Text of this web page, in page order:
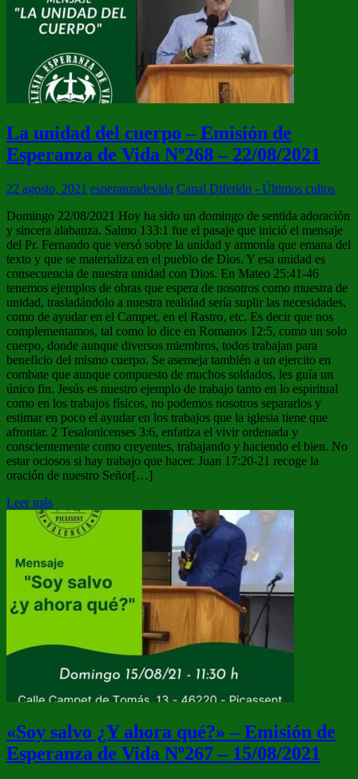
La unidad del cuerpo – Emisión de
Esperanza de Vida Nº268 – 22/08/2021
22 agosto, 2021 esperanzadevida Canal Diferido - Últimos cultos
Domingo 22/08/2021 Hoy ha sido un domingo de sentida adoración
y sincera alabanza. Salmo 133:1 fue el pasaje que inició el mensaje
del Pr. Fernando que versó sobre la unidad y armonía que emana del
texto y que se materializa en el pueblo de Dios. Y esa unidad es
consecuencia de nuestra unidad con Dios. En Mateo 25:41-46
tenemos ejemplos de obras que espera de nosotros como muestra de
unidad, trasladándolo a nuestra realidad sería suplir las necesidades,
como de ayudar en el Campet, en el Rastro, etc. Es decir que nos
complementamos, tal como lo dice en Romanos 12:5, como un solo
cuerpo, donde aunque diversos miembros, todos trabajan para
beneficio del mismo cuerpo. Se asemeja también a un ejercito en
combate que aunque compuesto de muchos soldados, les guía un
único fin. Jesús es nuestro ejemplo de trabajo tanto en lo espiritual
como en los trabajos físicos, no podemos nosotros separarlos y
estimar en poco el ayudar en los trabajos que la iglesia tiene que
afrontar. 2 Tesalonicenses 3:6, enfatiza el vivir ordenada y
conscientemente como creyentes, trabajando y haciendo el bien. No
estar ociosos si hay trabajo que hacer. Juan 17:20-21 recoge la
oración de nuestro Señor[…]
Leer más
«Soy salvo ¿Y ahora qué?» – Emisión de
Esperanza de Vida Nº267 – 15/08/2021